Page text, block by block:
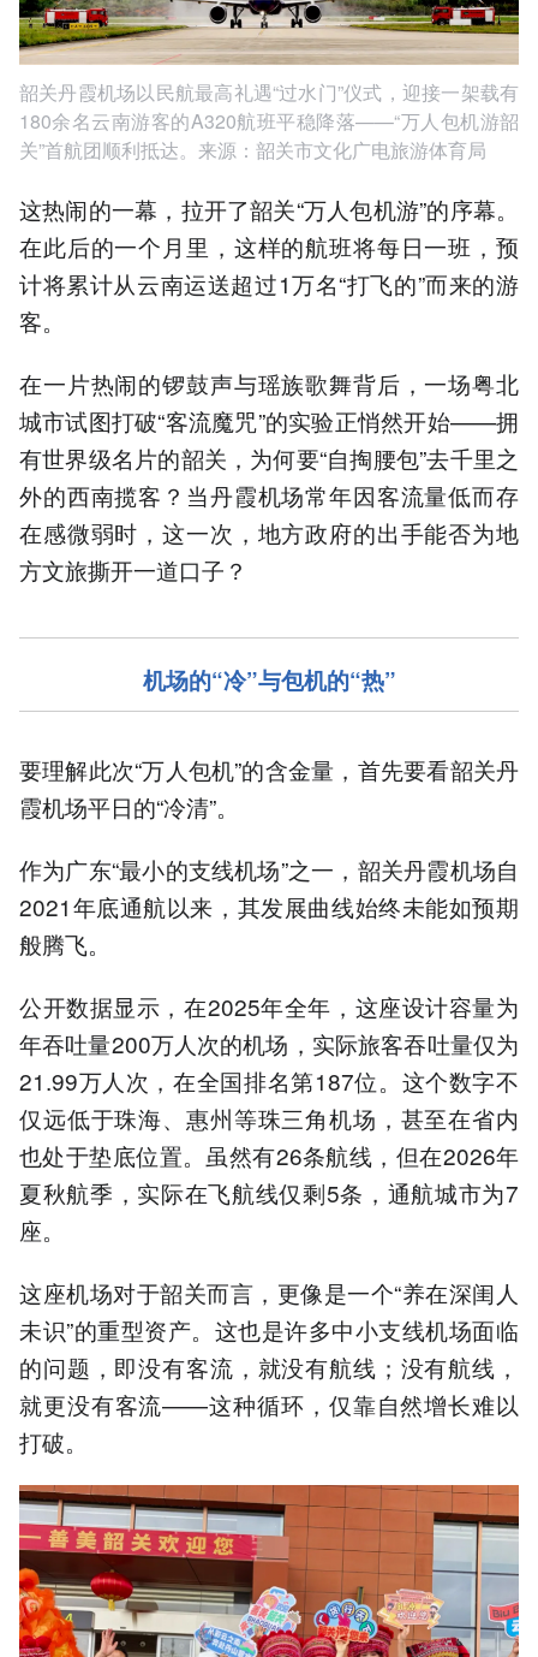
韶关丹霞机场以民航最高礼遇“过水门”仪式，迎接一架载有
180余名云南游客的A320航班平稳降落——“万人包机游韶
关”首航团顺利抵达。来源：韶关市文化广电旅游体育局
这热闹的一幕，拉开了韶关“万人包机游”的序幕。
在此后的一个月里，这样的航班将每日一班，预
计将累计从云南运送超过1万名“打飞的”而来的游
客。
在一片热闹的锣鼓声与瑶族歌舞背后，一场粤北
城市试图打破“客流魔咒”的实验正悄然开始——拥
有世界级名片的韶关，为何要“自掏腰包”去千里之
外的西南揽客？当丹霞机场常年因客流量低而存
在感微弱时，这一次，地方政府的出手能否为地
方文旅撕开一道口子？
机场的“冷”与包机的“热”
要理解此次“万人包机”的含金量，首先要看韶关丹
霞机场平日的“冷清”。
作为广东“最小的支线机场”之一，韶关丹霞机场自
2021年底通航以来，其发展曲线始终未能如预期
般腾飞。
公开数据显示，在2025年全年，这座设计容量为
年吞吐量200万人次的机场，实际旅客吞吐量仅为
21.99万人次，在全国排名第187位。这个数字不
仅远低于珠海、惠州等珠三角机场，甚至在省内
也处于垫底位置。虽然有26条航线，但在2026年
夏秋航季，实际在飞航线仅剩5条，通航城市为7
座。
这座机场对于韶关而言，更像是一个“养在深闺人
未识”的重型资产。这也是许多中小支线机场面临
的问题，即没有客流，就没有航线；没有航线，
就更没有客流——这种循环，仅靠自然增长难以
打破。